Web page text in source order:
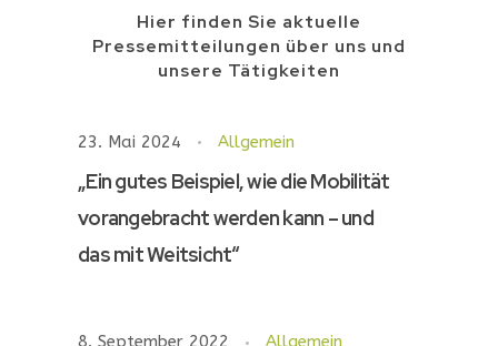
Hier finden Sie aktuelle
Pressemitteilungen über uns und
unsere Tätigkeiten
23. Mai 2024 Allgemein
„Ein gutes Beispiel, wie die Mobilität
vorangebracht werden kann – und
das mit Weitsicht“
8. September 2022 Allgemein